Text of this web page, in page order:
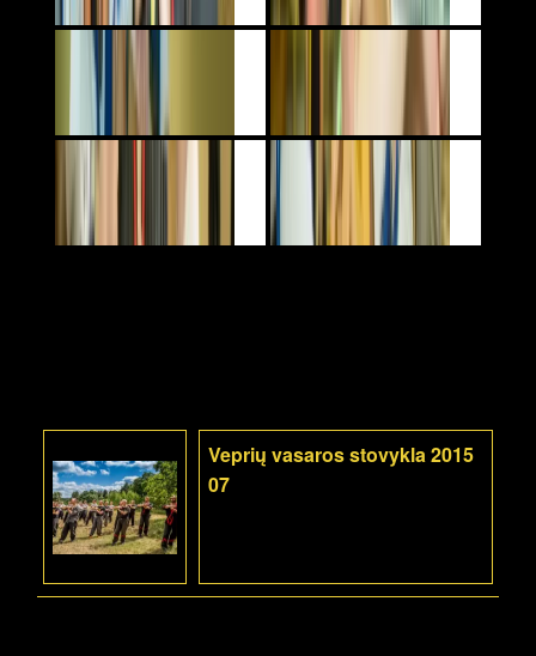
Veprių vasaros stovykla 2015
07